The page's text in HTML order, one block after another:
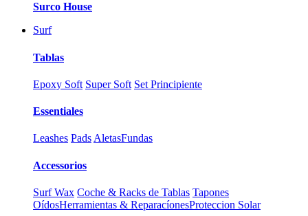
Surco House
Surf
Tablas
Epoxy Soft Super Soft Set Principiente
Essentiales
Leashes Pads AletasFundas
Accessorios
Surf Wax Coche & Racks de Tablas Tapones
OídosHerramientas & ReparacíonesProteccion Solar